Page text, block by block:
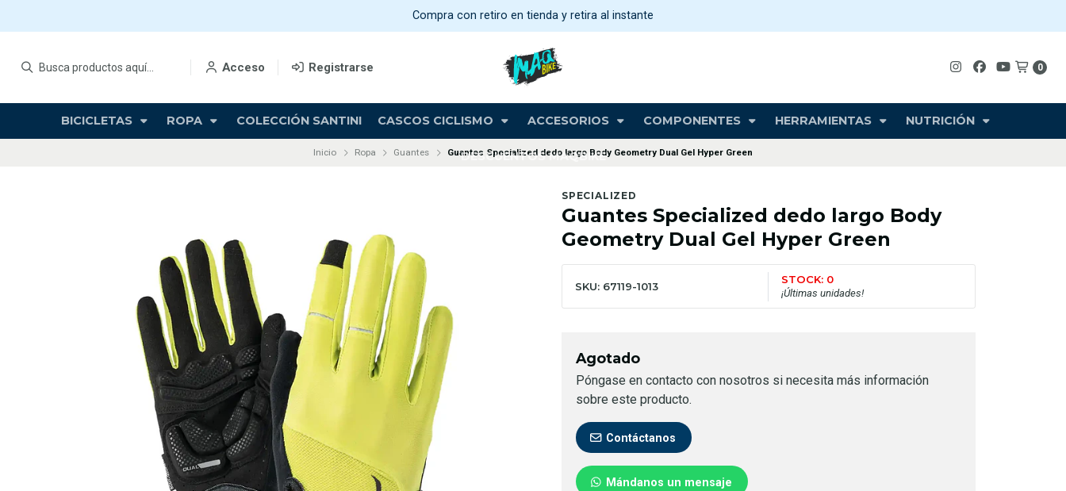
Acceso Registrarse 0
BICICLETAS ROPA COLECCIÓN SANTINI CASCOS CICLISMO ACCESORIOS COMPONENTES HERRAMIENTAS NUTRICIÓN
DESCUENTOS MAQBIKE
Compra con retiro en tienda y retira al instante
Inicio Ropa Guantes Guantes Specialized dedo largo Body Geometry Dual Gel Hyper Green
SPECIALIZED
Guantes Specialized dedo largo Body
Geometry Dual Gel Hyper Green
SKU: 67119-1013
STOCK: 0
¡Últimas unidades!
Agotado
Póngase en contacto con nosotros si necesita más información
sobre este producto.
Contáctanos
Mándanos un mensaje